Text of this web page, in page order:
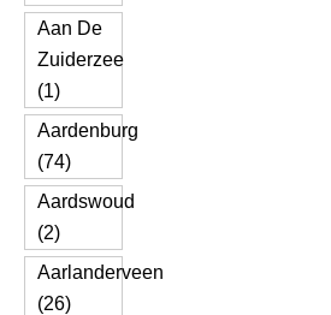
Aan De
Zuiderzee
(1)
Aardenburg
(74)
Aardswoud
(2)
Aarlanderveen
(26)